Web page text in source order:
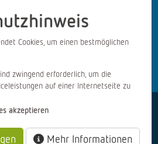
Datenschutz AGB
Cookies, um einen bestmöglichen
zwingend erforderlich, um die
auf einer Internetseite zu
akzeptieren
Mehr Informationen